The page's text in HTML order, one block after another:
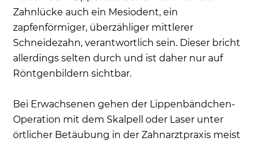
Zahnlücke auch ein Mesiodent, ein
zapfenförmiger, überzähliger mittlerer
Schneidezahn, verantwortlich sein. Dieser bricht
allerdings selten durch und ist daher nur auf
Röntgenbildern sichtbar.
Bei Erwachsenen gehen der Lippenbändchen-
Operation mit dem Skalpell oder Laser unter
örtlicher Betäubung in der Zahnarztpraxis meist